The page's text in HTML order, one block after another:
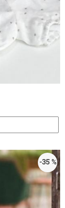
-35 %